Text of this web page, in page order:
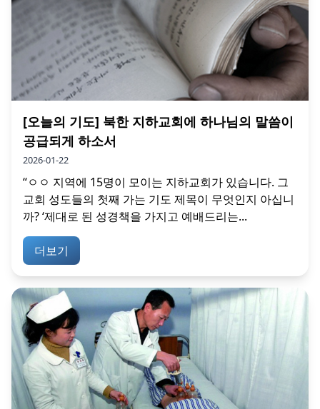
[오늘의 기도] 북한 지하교회에 하나님의 말씀이
공급되게 하소서
2026-01-22
“ㅇㅇ 지역에 15명이 모이는 지하교회가 있습니다. 그
교회 성도들의 첫째 가는 기도 제목이 무엇인지 아십니
까? ‘제대로 된 성경책을 가지고 예배드리는...
더보기